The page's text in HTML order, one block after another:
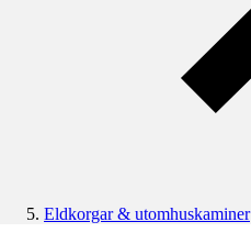
Eldkorgar & utomhuskaminer